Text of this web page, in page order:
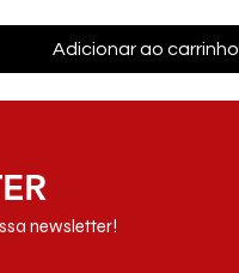
Adicionar ao carrinho
newsletter!